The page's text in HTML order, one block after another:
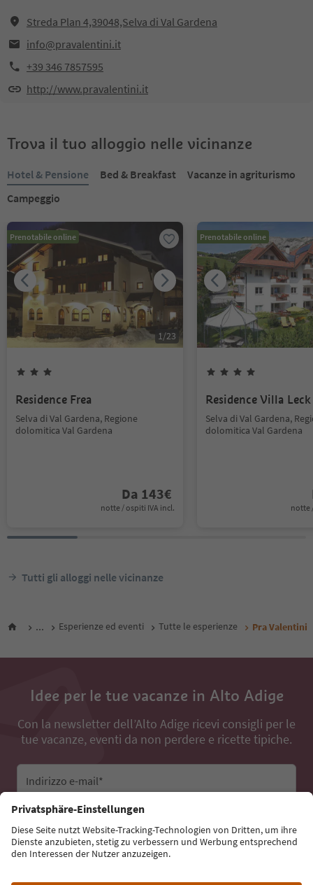
Streda Plan 4,39048,Selva di Val Gardena
info@pravalentini.it
+39 346 7857595
http://www.pravalentini.it
Trova il tuo alloggio nelle vicinanze
Hotel & Pensione Bed & Breakfast
Vacanze in agriturismo
Campeggio
Prenotabile online
1/23
Residence Frea
Selva di Val Gardena, Regione
dolomitica Val Gardena
Da 143€
notte / ospiti IVA incl.
Prenotabile online
Residence Villa Leck
Selva di Val Gardena,
dolomitica Val Gardena
notte
Tutti gli alloggi nelle vicinanze
... Esperienze ed eventi Tutte le esperienze Pra Valentini
Idee per le tue vacanze in Alto Adige
Con la newsletter dell’Alto Adige ricevi consigli per le
tue vacanze, eventi da non perdere e ricette tipiche.
Indirizzo e-mail*
Iscriviti alla newsletter